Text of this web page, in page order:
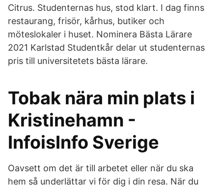
Citrus. Studenternas hus, stod klart. I dag finns
restaurang, frisör, kårhus, butiker och
möteslokaler i huset. Nominera Bästa Lärare
2021 Karlstad Studentkår delar ut studenternas
pris till universitetets bästa lärare.
Tobak nära min plats i
Kristinehamn -
InfoisInfo Sverige
Oavsett om det är till arbetet eller när du ska
hem så underlättar vi för dig i din resa. När du